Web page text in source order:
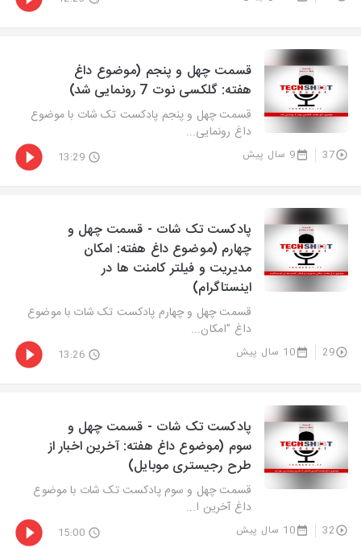
قسمت چهل و پنجم (موضوع داغ
هفته: گلکسی نوت 7 رونمایی شد)
قسمت چهل و پنجم پادکست تک شات با موضوع
داغ رونمایی...
37 9 سال پیش 13:29
پادکست تک شات - قسمت چهل و
چهارم (موضوع داغ هفته: امکان
مدیریت و فیلتر کامنت ها در
اینستاگرام)
قسمت چهل و چهارم پادکست تک شات با موضوع
داغ "امکان...
29 10 سال پیش 13:26
پادکست تک شات - قسمت چهل و
سوم (موضوع داغ هفته: آخرین اخبار از
طرح رجیستری موبایل)
قسمت چهل و سوم پادکست تک شات با موضوع
داغ آخرین ا...
32 10 سال پیش 15:00